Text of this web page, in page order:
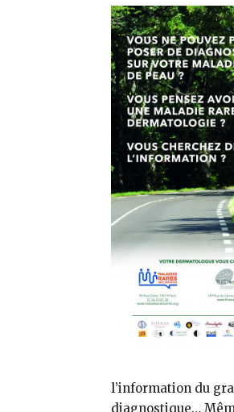
l’information du
diagnostique…